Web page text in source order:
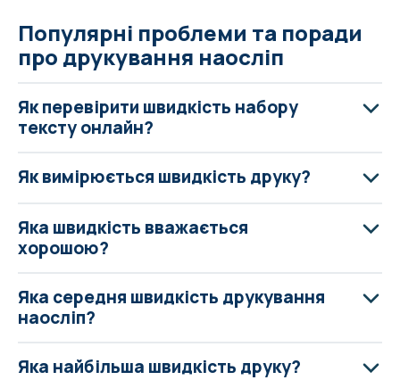
Популярні проблеми та поради
про друкування наосліп
Як перевірити швидкість набору
тексту онлайн?
Як вимірюється швидкість друку?
Яка швидкість вважається
хорошою?
Яка середня швидкість друкування
наосліп?
Яка найбільша швидкість друку?